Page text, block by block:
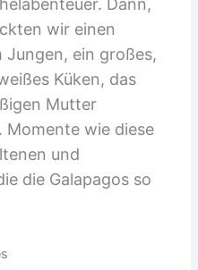
Dann,
wir einen
Jungen, ein großes,
Küken, das
Mutter
wie diese
und
die Galapagos so